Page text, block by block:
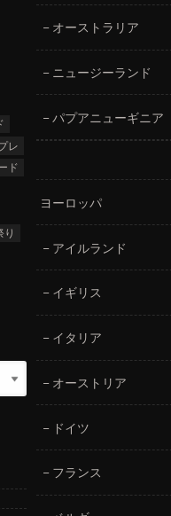
レ
ド
り
オーストラリア
ニュージーランド
パプアニューギニア
ヨーロッパ
アイルランド
イギリス
イタリア
オーストリア
ドイツ
フランス